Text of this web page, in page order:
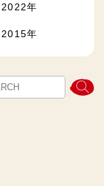
2022年
2015年